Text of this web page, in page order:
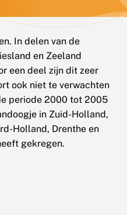
In delen van de
en Zeeland
een deel zijn dit zeer
ook niet te verwachten
periode 2000 tot 2005
in Zuid-Holland,
Holland, Drenthe en
gekregen.